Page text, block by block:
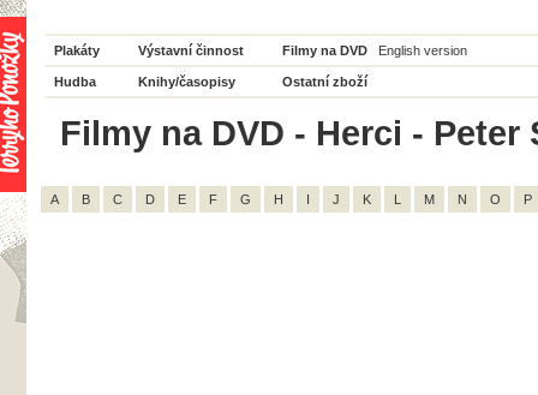
Plakáty Výstavní činnost Filmy na DVD English version
Hudba Knihy/časopisy Ostatní zboží
Filmy na DVD - Herci -
A B C D E F G H I J K L M N O P